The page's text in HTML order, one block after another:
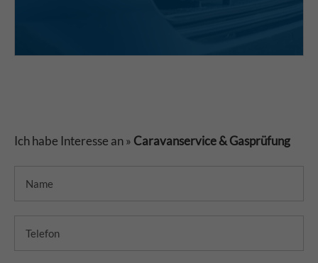
Ich habe Interesse an » Caravanservice & Gasprüfung